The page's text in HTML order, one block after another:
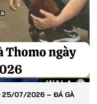
25/07/2026 – ĐÁ GÀ